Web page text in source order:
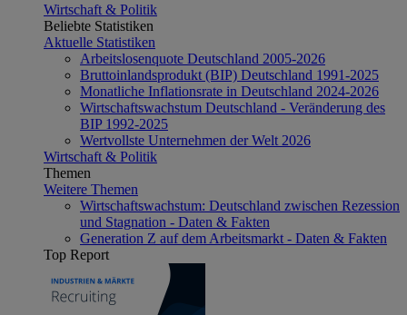
Wirtschaft & Politik
Beliebte Statistiken
Aktuelle Statistiken
Arbeitslosenquote Deutschland 2005-2026
Bruttoinlandsprodukt (BIP) Deutschland 1991-2025
Monatliche Inflationsrate in Deutschland 2024-2026
Wirtschaftswachstum Deutschland - Veränderung des
BIP 1992-2025
Wertvollste Unternehmen der Welt 2026
Wirtschaft & Politik
Themen
Weitere Themen
Wirtschaftswachstum: Deutschland zwischen Rezession
und Stagnation - Daten & Fakten
Generation Z auf dem Arbeitsmarkt - Daten & Fakten
Top Report